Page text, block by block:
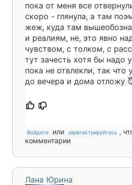
пока от меня все
скоро - глянула, а там
жеж, куда там
и реалиям, не, это явно
чувством, с толком, с
тут зачесть хотя бы надо
пока не отвлекли, так что
до вечера и дома отложу
Войдите или зарегистрируйтесь ,
комментарии
Лана Юрина